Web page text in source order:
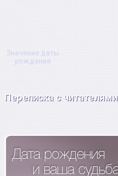
Значение даты
рождения
Переписка с читателями